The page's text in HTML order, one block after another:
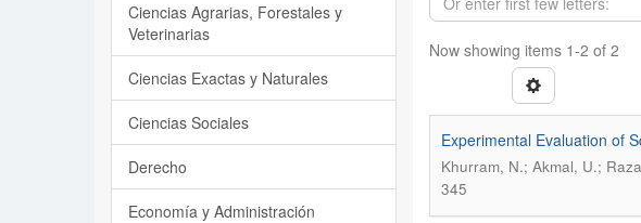
Now showing items 1-2 of 2
Experimental Evaluation of
Khurram, N.; Akmal, U.;
345
Ciencias Agrarias, Forestales y
Veterinarias
Ciencias Exactas y Naturales
Ciencias Sociales
Derecho
Economía y Administración